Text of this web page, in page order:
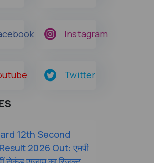
Instagram
Twitter
12th Second
2026 Out: एमपी